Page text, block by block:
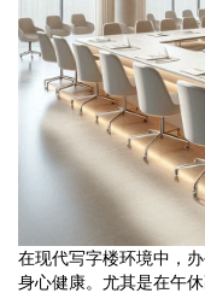
在现代写字楼环境中，
身心健康。尤其是在午